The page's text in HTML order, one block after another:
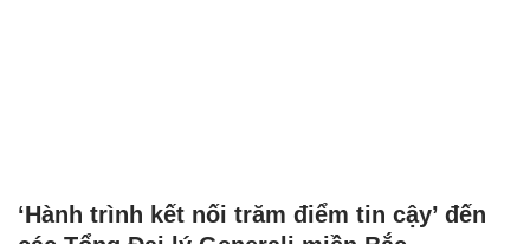
‘Hành trình kết nối trăm điểm tin cậy’ đến